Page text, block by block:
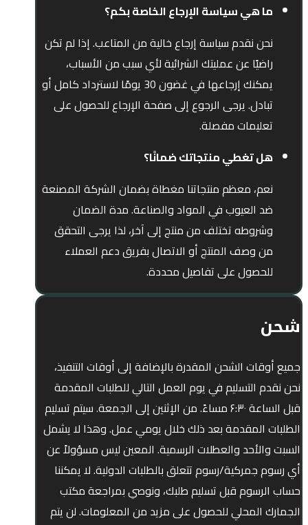
ما هي سياسة الإرجاع الخاصة بكم؟
نحن نقدم سياسة إرجاع خالية من المتاعب. إذا لم تكن
راضيًا عن عمليتك الشرائية لأي سبب من الأسباب،
يمكنك إرجاعها في غضون 30 يومًا لاسترداد كامل أو
تبادل. يرجى الرجوع إلى صفحة الإرجاع للحصول على
تعليمات مفصلة.
هل تغطي منتجاتك ضمانًا؟
نعم، معظم منتجاتنا مغطاة بضمان الشركة المصنعة
ضد العيوب في المواد والصناعة. مدة الضمان
وشروطه تختلف من منتج إلى آخر، لذا يرجى التحقق
من وصف المنتج أو الاتصال بفريق دعم العملاء
للحصول على تفاصيل محددة.
شحن
جميع أوقات الشحن المقدرة بالإضافة إلى أوقات التنفيذ،
نحن نقدم التسليم في يوم العمل التالي للطلبات المقدمة
قبل الساعة ۶:۳۰ مساءً. من الإثنين إلى الجمعة. سيتم تسليم
الطلبات المقدمة بعد ذلك خلال يومي عمل. وهذا لا يشمل
السبت والأحد والعطلات الرسمية. المعين ليس مسؤولاً عن
أي رسوم جمركية/رسوم تتعلق بالطلبات الدولية. لا يمكننا
حساب الرسوم قبل تسليم طلبك، ونوصي بمراجعة مكتب
الجمارك المحلي للحصول على مزيد من المعلومات. لن يتم